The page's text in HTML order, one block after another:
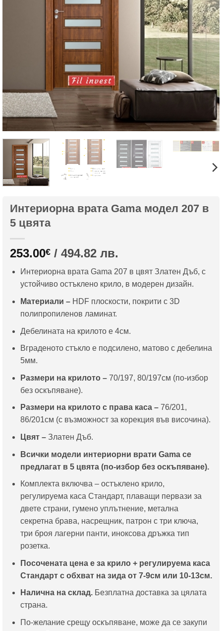
Интериорна врата Gama модел 207 в
5 цвята
253.00€ / 494.82 лв.
Интериорна врата Gama 207 в цвят Златен Дъб, с
устойчиво остъклено крило, в модерен дизайн.
Материали –HDF плоскости, покрити с 3D
полипропиленов ламинат.
Дебелината на крилото е 4см.
Вграденото стъкло е подсилено, матово с дебелина
5мм.
Размери на крилото –70/197, 80/197см (по-избор
без оскъпяване).
Размери на крилото с права каса –76/201,
86/201см (с възможност за корекция във височина).
Цвят –Златен Дъб.
Всички модели интериорни врати Gama се
предлагат в 5 цвята (по-избор без оскъпяване).
Комплекта включва – остъклено крило,
регулируема каса Стандарт, плаващи первази за
двете страни, гумено уплътнение, метална
секретна брава, насрещник, патрон с три ключа,
три броя лагерни панти, иноксова дръжка тип
розетка.
Посочената цена е за крило + регулируема каса
Стандарт с обхват на зида от 7-9см или 10-13см.
Налична на склад. Безплатна доставка за цялата
страна.
По-желание срещу оскъпяване, може да се закупи